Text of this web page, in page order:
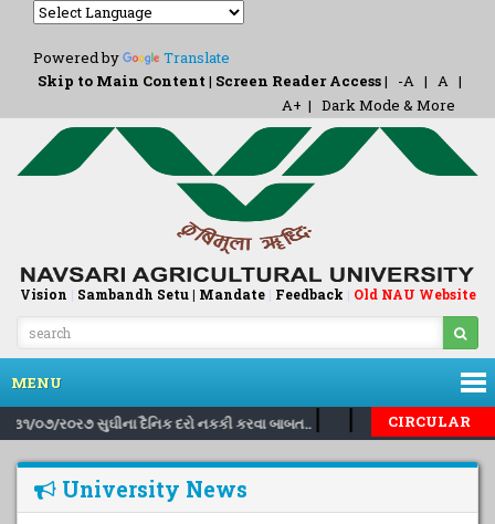
Powered by
Translate
Skip to Main Content | Screen Reader Access| -A | A |
A+ | Dark Mode & More
Vision | Sambandh Setu | Mandate| Feedback | Old NAU Website
MENU
૦૭/ર૦ર૭ સુઘીના દૈનિક દરો નકકી કરવા બાબત..| | InvitingCIRCULAR
University News